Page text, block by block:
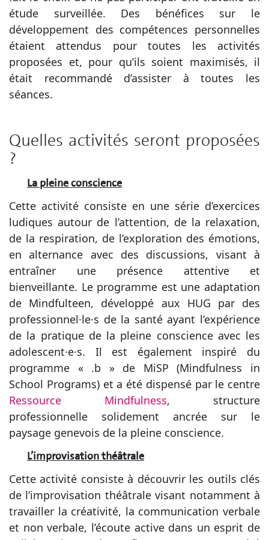
étude surveillée. Des bénéfices sur le
développement des compétences personnelles
étaient attendus pour toutes les activités
proposées et, pour qu’ils soient maximisés, il
était recommandé d’assister à toutes les
séances.
Quelles activités seront proposées
?
La pleine conscience
Cette activité consiste en une série d’exercices
ludiques autour de l’attention, de la relaxation,
de la respiration, de l’exploration des émotions,
en alternance avec des discussions, visant à
entraîner une présence attentive et
bienveillante. Le programme est une adaptation
de Mindfulteen, développé aux HUG par des
professionnel·le·s de la santé ayant l’expérience
de la pratique de la pleine conscience avec les
adolescent·e·s. Il est également inspiré du
programme « .b » de MiSP (Mindfulness in
School Programs) et a été dispensé par le centre
Ressource Mindfulness, structure
professionnelle solidement ancrée sur le
paysage genevois de la pleine conscience.
L’improvisation théâtrale
Cette activité consiste à découvrir les outils clés
de l’improvisation théâtrale visant notamment à
travailler la créativité, la communication verbale
et non verbale, l’écoute active dans un esprit de